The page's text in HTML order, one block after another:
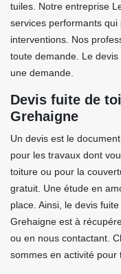
tuiles. Notre entreprise
services performants qui
interventions. Nos
toute demande. Le
une demande.
Devis fuite de
Grehaigne
Un devis est le
pour les travaux dont
toiture ou pour la
gratuit. Une étude en
place. Ainsi, le devis
Grehaigne est à
ou en nous contactant.
sommes en activité pour